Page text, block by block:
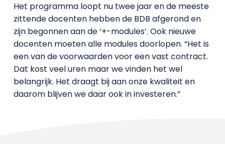
Het programma loopt nu twee jaar en de meeste
zittende docenten hebben de BDB afgerond en
zijn begonnen aan de ‘+-modules’. Ook nieuwe
docenten moeten alle modules doorlopen. “Het is
een van de voorwaarden voor een vast contract.
Dat kost veel uren maar we vinden het wel
belangrijk. Het draagt bij aan onze kwaliteit en
daarom blijven we daar ook in investeren.”